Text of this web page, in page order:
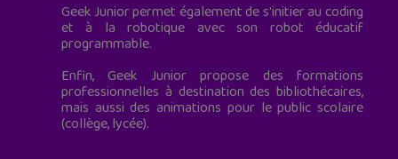
Geek Junior permet également de s'initier au coding
et à la robotique avec son robot éducatif
programmable.
Enfin, Geek Junior propose des formations
professionnelles à destination des bibliothécaires,
mais aussi des animations pour le public scolaire
(collège, lycée).